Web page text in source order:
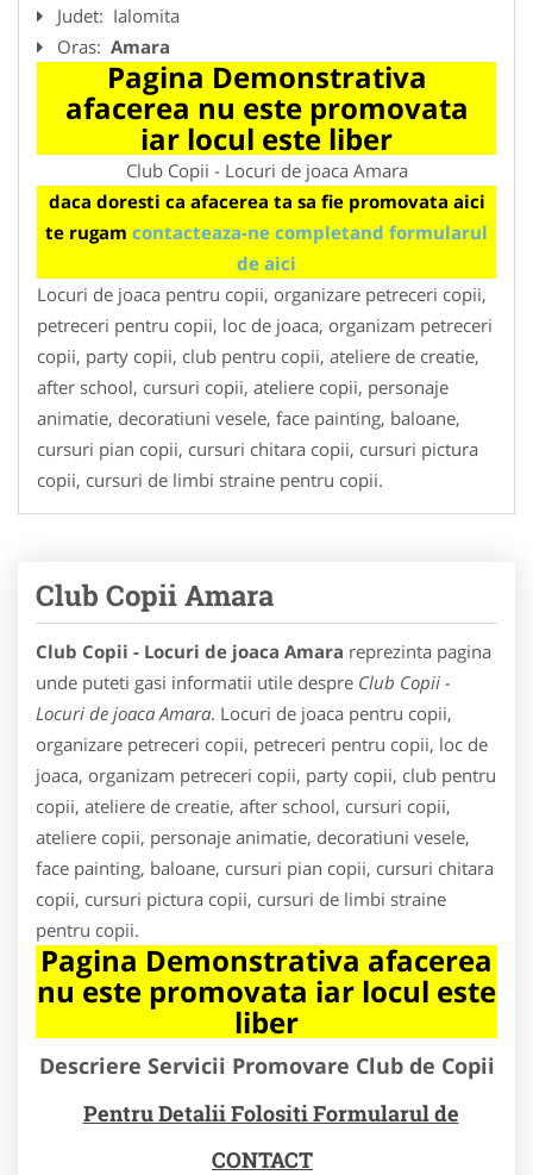
Judet: Ialomita
Oras: Amara
Pagina Demonstrativa
afacerea nu este promovata
iar locul este liber
Club Copii - Locuri de joaca Amara
daca doresti ca afacerea ta sa fie promovata aici
te rugam contacteaza-ne completand formularul
de aici
Locuri de joaca pentru copii, organizare petreceri copii,
petreceri pentru copii, loc de joaca, organizam petreceri
copii, party copii, club pentru copii, ateliere de creatie,
after school, cursuri copii, ateliere copii, personaje
animatie, decoratiuni vesele, face painting, baloane,
cursuri pian copii, cursuri chitara copii, cursuri pictura
copii, cursuri de limbi straine pentru copii.
Club Copii Amara
Club Copii - Locuri de joaca Amara reprezinta pagina
unde puteti gasi informatii utile despre Club Copii -
Locuri de joaca Amara. Locuri de joaca pentru copii,
organizare petreceri copii, petreceri pentru copii, loc de
joaca, organizam petreceri copii, party copii, club pentru
copii, ateliere de creatie, after school, cursuri copii,
ateliere copii, personaje animatie, decoratiuni vesele,
face painting, baloane, cursuri pian copii, cursuri chitara
copii, cursuri pictura copii, cursuri de limbi straine
pentru copii.
Pagina Demonstrativa afacerea
nu este promovata iar locul este
liber
Descriere Servicii Promovare Club de Copii
Pentru Detalii Folositi Formularul de
CONTACT